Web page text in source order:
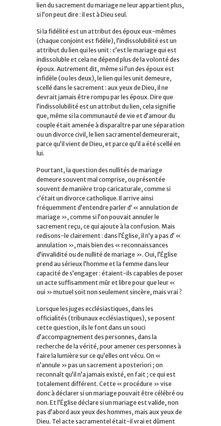
lien du sacrement du mariage ne leur appartient plus,
si l’on peut dire : il est à Dieu seul.
Si la fidélité est un attribut des époux eux-mêmes
(chaque conjoint est fidèle), l’indissolubilité est un
attribut du lien qui les unit : c’est le mariage qui est
indissoluble et cela ne dépend plus de la volonté des
époux. Autrement dit, même si l’un des époux est
infidèle (ou les deux), le lien qui les unit demeure,
scellé dans le sacrement : aux yeux de Dieu, il ne
devrait jamais être rompu par les époux. Dire que
l’indissolubilité est un attribut du lien, cela signifie
que, même si la communauté de vie et d’amour du
couple était amenée à disparaître par une séparation
ou un divorce civil, le lien sacramentel demeurerait,
parce qu’il vient de Dieu, et parce qu’il a été scellé en
lui.
Pourtant, la question des nullités de mariage
demeure souvent mal comprise, ou présentée
souvent de manière trop caricaturale, comme si
c’était un divorce catholique. Il arrive ainsi
fréquemment d’entendre parler d’ « annulation de
mariage », comme si l’on pouvait annuler le
sacrement reçu, ce qui ajoute à la confusion. Mais
redisons-le clairement : dans l’Église, il n’y a pas d’ «
annulation », mais bien des « reconnaissances
d’invalidité ou de nullité de mariage ». Oui, l’Église
prend au sérieux l’homme et la femme dans leur
capacité de s’engager : étaient-ils capables de poser
un acte suffisamment mûr et libre pour que leur «
oui » mutuel soit non seulement sincère, mais vrai ?
Lorsque les juges ecclésiastiques, dans les
officialités (tribunaux ecclésiastiques), se posent
cette question, ils le font dans un souci
d’accompagnement des personnes, dans la
recherche de la vérité, pour amener ces personnes à
faire la lumière sur ce qu’elles ont vécu. On «
n’annule » pas un sacrement a posteriori ; on
reconnaît qu’il n’a jamais existé, en fait ; ce qui est
totalement différent. Cette « procédure » vise
donc à déclarer si un mariage pouvait être célébré ou
non. Et l’Église déclare si un mariage est valide, non
pas d’abord aux yeux des hommes, mais aux yeux de
Dieu. Tel acte sacramentel était-il vrai et dûment